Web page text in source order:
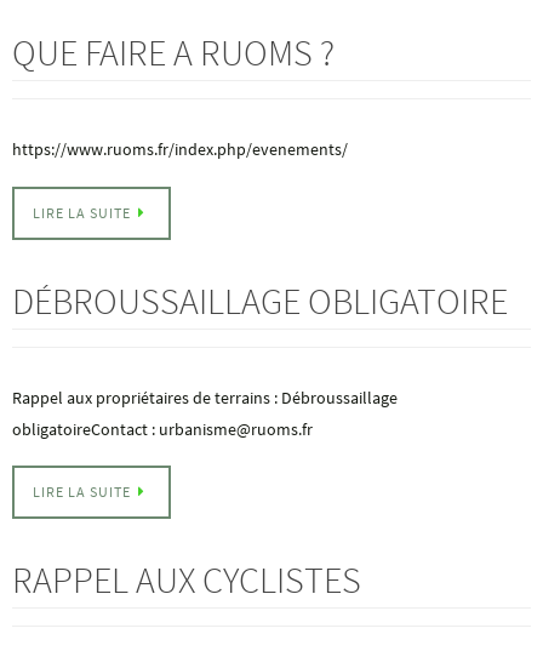
QUE FAIRE A RUOMS ?
https://www.ruoms.fr/index.php/evenements/
LIRE LA SUITE
DÉBROUSSAILLAGE OBLIGATOIRE
Rappel aux propriétaires de terrains : Débroussaillage
obligatoireContact : urbanisme@ruoms.fr
LIRE LA SUITE
RAPPEL AUX CYCLISTES